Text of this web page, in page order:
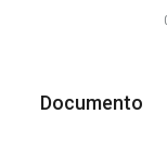
Documento